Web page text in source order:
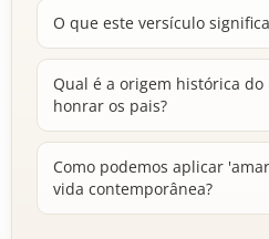
O que este versículo
Qual é a origem histórica
honrar os pais?
Como podemos aplicar
vida contemporânea?